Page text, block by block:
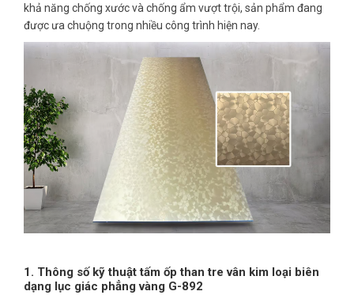
khả năng chống xước và chống ẩm vượt trội, sản phẩm đang
được ưa chuộng trong nhiều công trình hiện nay.
1. Thông số kỹ thuật tấm ốp than tre vân kim loại biên
dạng lục giác phẳng vàng G-892